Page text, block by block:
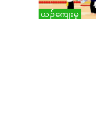
ယဉ်ကျေးမှု